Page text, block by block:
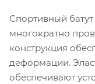
Спортивный
многократно
конструкция
деформации.
обеспечивают